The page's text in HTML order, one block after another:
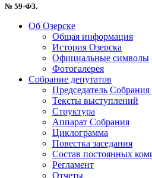
№ 59-ФЗ.
Об Озерске
Общая информация
История Озерска
Официальные символы
Фотогалерея
Собрание депутатов
Председатель Собрания
Тексты выступлений
Структура
Аппарат Собрания
Циклограмма
Повестка заседания
Состав постоянных
Регламент
Отчеты